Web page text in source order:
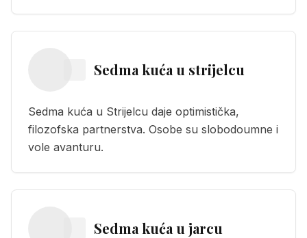
Sedma kuća u strijelcu
Sedma kuća u Strijelcu daje optimistička,
filozofska partnerstva. Osobe su slobodoumne i
vole avanturu.
Sedma kuća u jarcu